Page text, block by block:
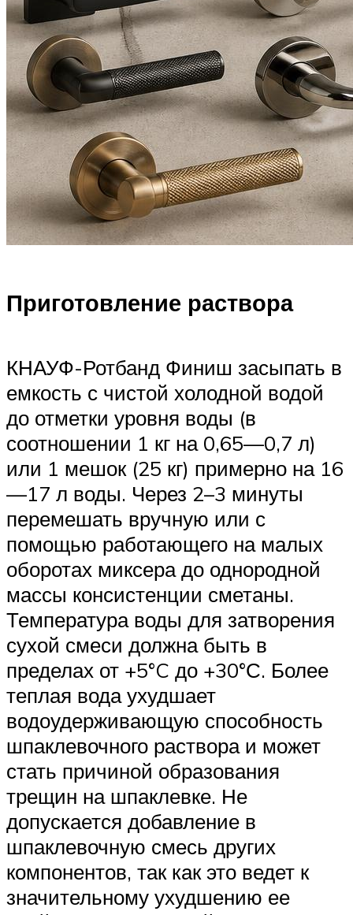
Приготовление раствора
КНАУФ-Ротбанд Финиш засыпать в
емкость с чистой холодной водой
до отметки уровня воды (в
соотношении 1 кг на 0,65—0,7 л)
или 1 мешок (25 кг) примерно на 16
—17 л воды. Через 2–3 минуты
перемешать вручную или с
помощью работающего на малых
оборотах миксера до однородной
массы консистенции сметаны.
Температура воды для затворения
сухой смеси должна быть в
пределах от +5°C до +30°С. Более
теплая вода ухудшает
водоудерживающую способность
шпаклевочного раствора и может
стать причиной образования
трещин на шпаклевке. Не
допускается добавление в
шпаклевочную смесь других
компонентов, так как это ведет к
значительному ухудшению ее